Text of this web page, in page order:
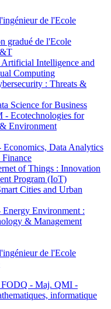
de l'Ecole
gradué de l'Ecole
Intelligence and
Computing
: Threats &
Science for Business
- Ecotechnologies for
Environment
Data Analytics
Finance
of Things : Innovation
Program (IoT)
Cities and Urban
Environment :
& Management
de l'Ecole
- Maj. QMI -
informatique